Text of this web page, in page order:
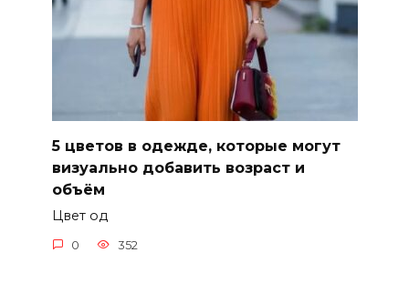
5 цветов в одежде, которые могут
визуально добавить возраст и
объём
Цвет од
0 352